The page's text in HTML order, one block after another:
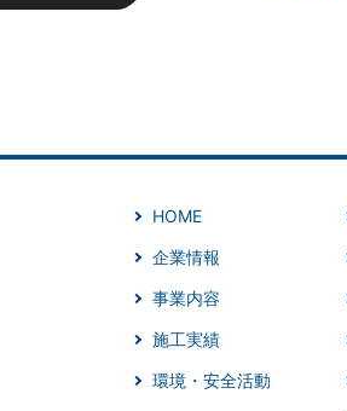
HOME
企業情報
事業内容
施工実績
環境・安全活動